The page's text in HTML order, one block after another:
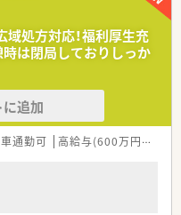
処方対応！福利厚生充
は閉局しておりしっか
追加
車通勤可 高給与(600万円以上)